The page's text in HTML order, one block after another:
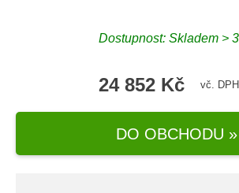
Dostupnost: Skladem >
24 852 Kč vč. DPH
DO OBCHODU »